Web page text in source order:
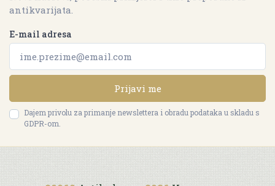
antikvarijata.
E-mail adresa
Prijavi me
Dajem privolu za primanje newslettera i obradu podataka u skladu s
GDPR-om.